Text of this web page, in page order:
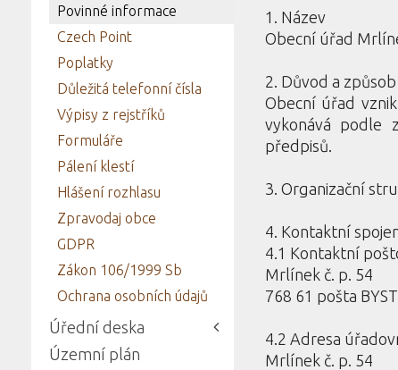
1. Název
Obecní úřad
2. Důvod a
Obecní úřad
vykonává podle
předpisů.
3. Organizační
4. Kontaktní
4.1 Kontaktní
Mrlínek č. p. 54
768 61 pošta
4.2 Adresa
Mrlínek č. p. 54
Povinné informace
Czech Point
Poplatky
Důležitá telefonní čísla
Výpisy z rejstříků
Formuláře
Pálení klestí
Hlášení rozhlasu
Zpravodaj obce
GDPR
Zákon 106/1999 Sb
Ochrana osobních údajů
Úřední deska
Územní plán